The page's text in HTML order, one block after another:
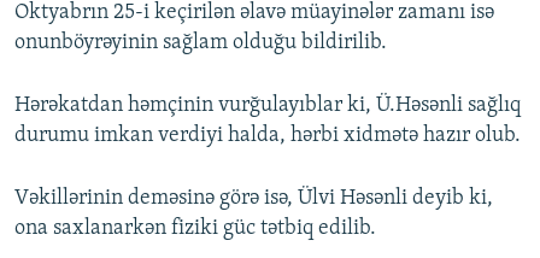
Oktyabrın 25-i keçirilən əlavə müayinələr zamanı isə
onunböyrəyinin sağlam olduğu bildirilib.
Hərəkatdan həmçinin vurğulayıblar ki, Ü.Həsənli sağlıq
durumu imkan verdiyi halda, hərbi xidmətə hazır olub.
Vəkillərinin deməsinə görə isə, Ülvi Həsənli deyib ki,
ona saxlanarkən fiziki güc tətbiq edilib.